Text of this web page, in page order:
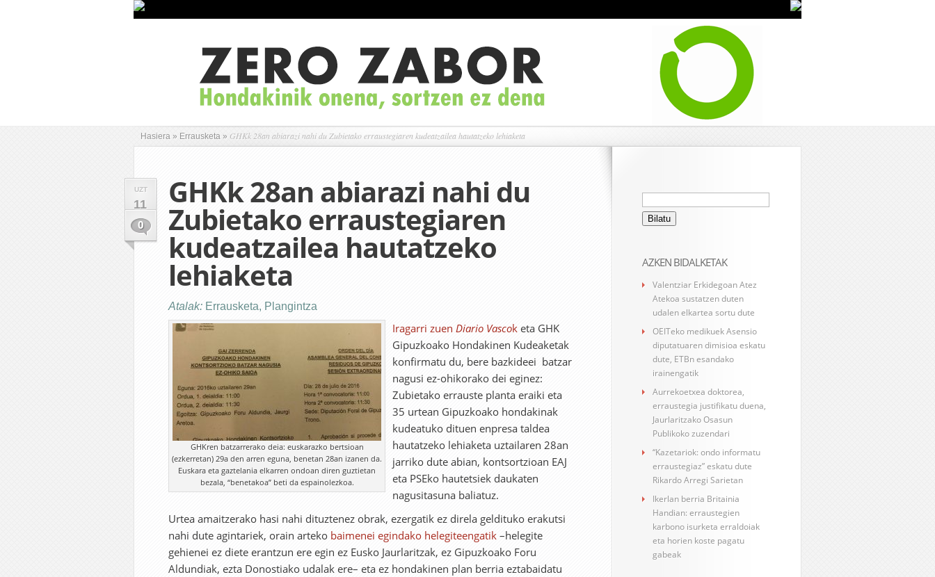
Hasiera » Errausketa » GHKk 28an abiarazi nahi du Zubietako erraustegiaren kudeatzailea hautatzeko lehiaketa
UZT
11
0
GHKk 28an abiarazi nahi du
Zubietako erraustegiaren
kudeatzailea hautatzeko
lehiaketa
Atalak: Errausketa, Plangintza
GHKren batzarrerako deia: euskarazko bertsioan
(ezkerretan) 29a den arren eguna, benetan 28an izanen da.
Euskara eta gaztelania elkarren ondoan diren guztietan
bezala, “benetakoa” beti da espainolezkoa.
Iragarri zuen Diario Vascok eta GHK
Gipuzkoako Hondakinen Kudeaketak
konfirmatu du, bere bazkideei batzar
nagusi ez-ohikorako dei eginez:
Zubietako errauste planta eraiki eta
35 urtean Gipuzkoako hondakinak
kudeatuko dituen enpresa taldea
hautatzeko lehiaketa uztailaren 28an
jarriko dute abian, kontsortzioan EAJ
eta PSEko hautetsiek daukaten
nagusitasuna baliatuz.
Urtea amaitzerako hasi nahi dituztenez obrak, ezergatik ez direla geldituko erakutsi
nahi dute agintariek, orain arteko baimenei egindako helegiteengatik –helegite
gehienei ez diete erantzun ere egin ez Eusko Jaurlaritzak, ez Gipuzkoako Foru
Aldundiak, ezta Donostiako udalak ere– eta ez hondakinen plan berria eztabaidatu
Bilatu:
AZKEN BIDALKETAK
Valentziar Erkidegoan Atez
Atekoa sustatzen duten
udalen elkartea sortu dute
OEITeko medikuek Asensio
diputatuaren dimisioa eskatu
dute, ETBn esandako
irainengatik
Aurrekoetxea doktorea,
erraustegia justifikatu duena,
Jaurlaritzako Osasun
Publikoko zuzendari
“Kazetariok: ondo informatu
erraustegiaz” eskatu dute
Rikardo Arregi Sarietan
Ikerlan berria Britainia
Handian: erraustegien
karbono isurketa erraldoiak
eta horien koste pagatu
gabeak